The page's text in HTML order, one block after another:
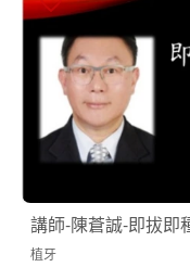
講師-陳蒼誠-即拔即
植牙